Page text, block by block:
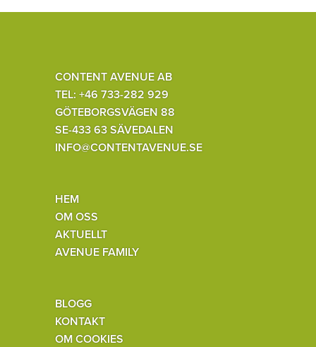
CONTENT AVENUE AB
TEL: +46 733-282 929
GÖTEBORGSVÄGEN 88
SE-433 63 SÄVEDALEN
INFO@CONTENTAVENUE.SE
HEM
OM OSS
AKTUELLT
AVENUE FAMILY
BLOGG
KONTAKT
OM COOKIES